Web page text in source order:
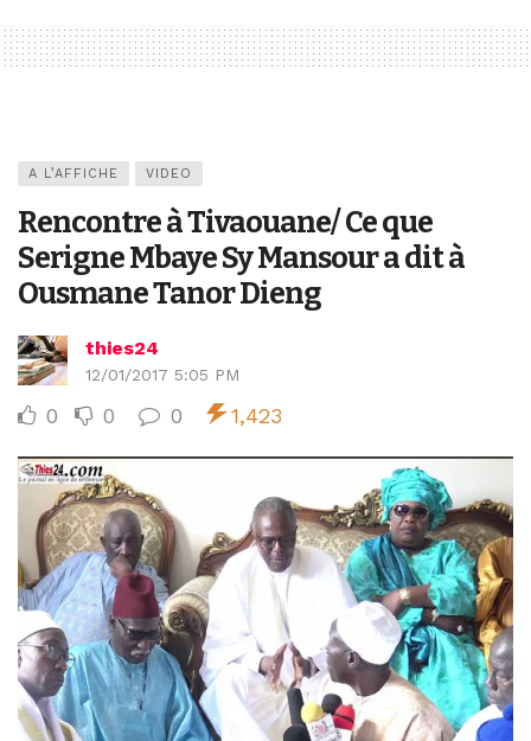
A L’AFFICHE VIDEO
Rencontre à Tivaouane/ Ce que
Serigne Mbaye Sy Mansour a dit à
Ousmane Tanor Dieng
thies24
12/01/2017 5:05 PM
0 0 0 1,423